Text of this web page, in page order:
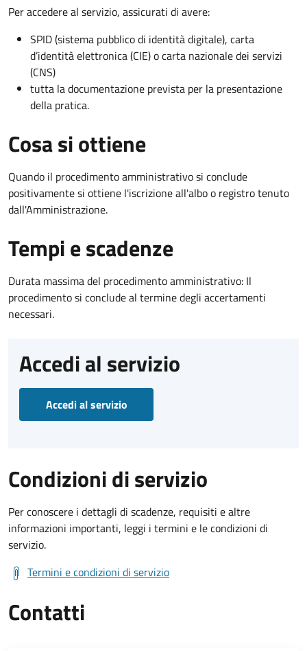
Per accedere al servizio, assicurati di avere:
SPID (sistema pubblico di identità digitale), carta
d’identità elettronica (CIE) o carta nazionale dei servizi
(CNS)
tutta la documentazione prevista per la presentazione
della pratica.
Cosa si ottiene
Quando il procedimento amministrativo si conclude
positivamente si ottiene l'iscrizione all'albo o registro tenuto
dall'Amministrazione.
Tempi e scadenze
Durata massima del procedimento amministrativo: Il
procedimento si conclude al termine degli accertamenti
necessari.
Accedi al servizio
Accedi al servizio
Condizioni di servizio
Per conoscere i dettagli di scadenze, requisiti e altre
informazioni importanti, leggi i termini e le condizioni di
servizio.
Termini e condizioni di servizio
Contatti